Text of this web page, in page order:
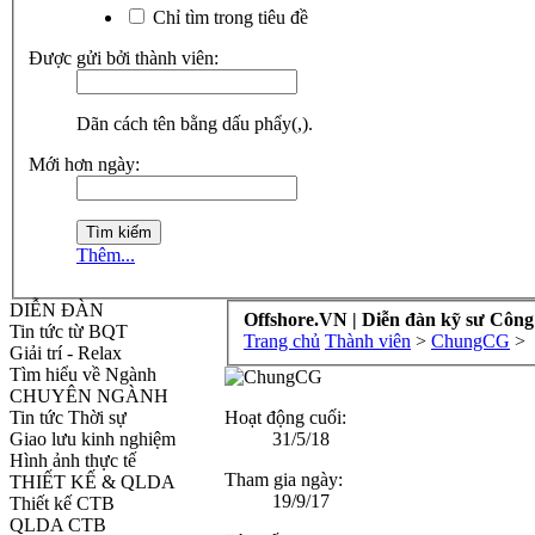
Chỉ tìm trong tiêu đề
Được gửi bởi thành viên:
Dãn cách tên bằng dấu phẩy(,).
Mới hơn ngày:
Thêm...
DIỄN ĐÀN
Tin tức từ BQT
Giải trí - Relax
Tìm hiểu về Ngành
CHUYÊN NGÀNH
Tin tức Thời sự
Giao lưu kinh nghiệm
Hình ảnh thực tế
THIẾT KẾ & QLDA
Thiết kế CTB
QLDA CTB
Offshore.VN | Diễn đàn kỹ sư
Trang chủ Thành viên > ChungCG >
Hoạt động cuối:
31/5/18
Tham gia ngày:
19/9/17